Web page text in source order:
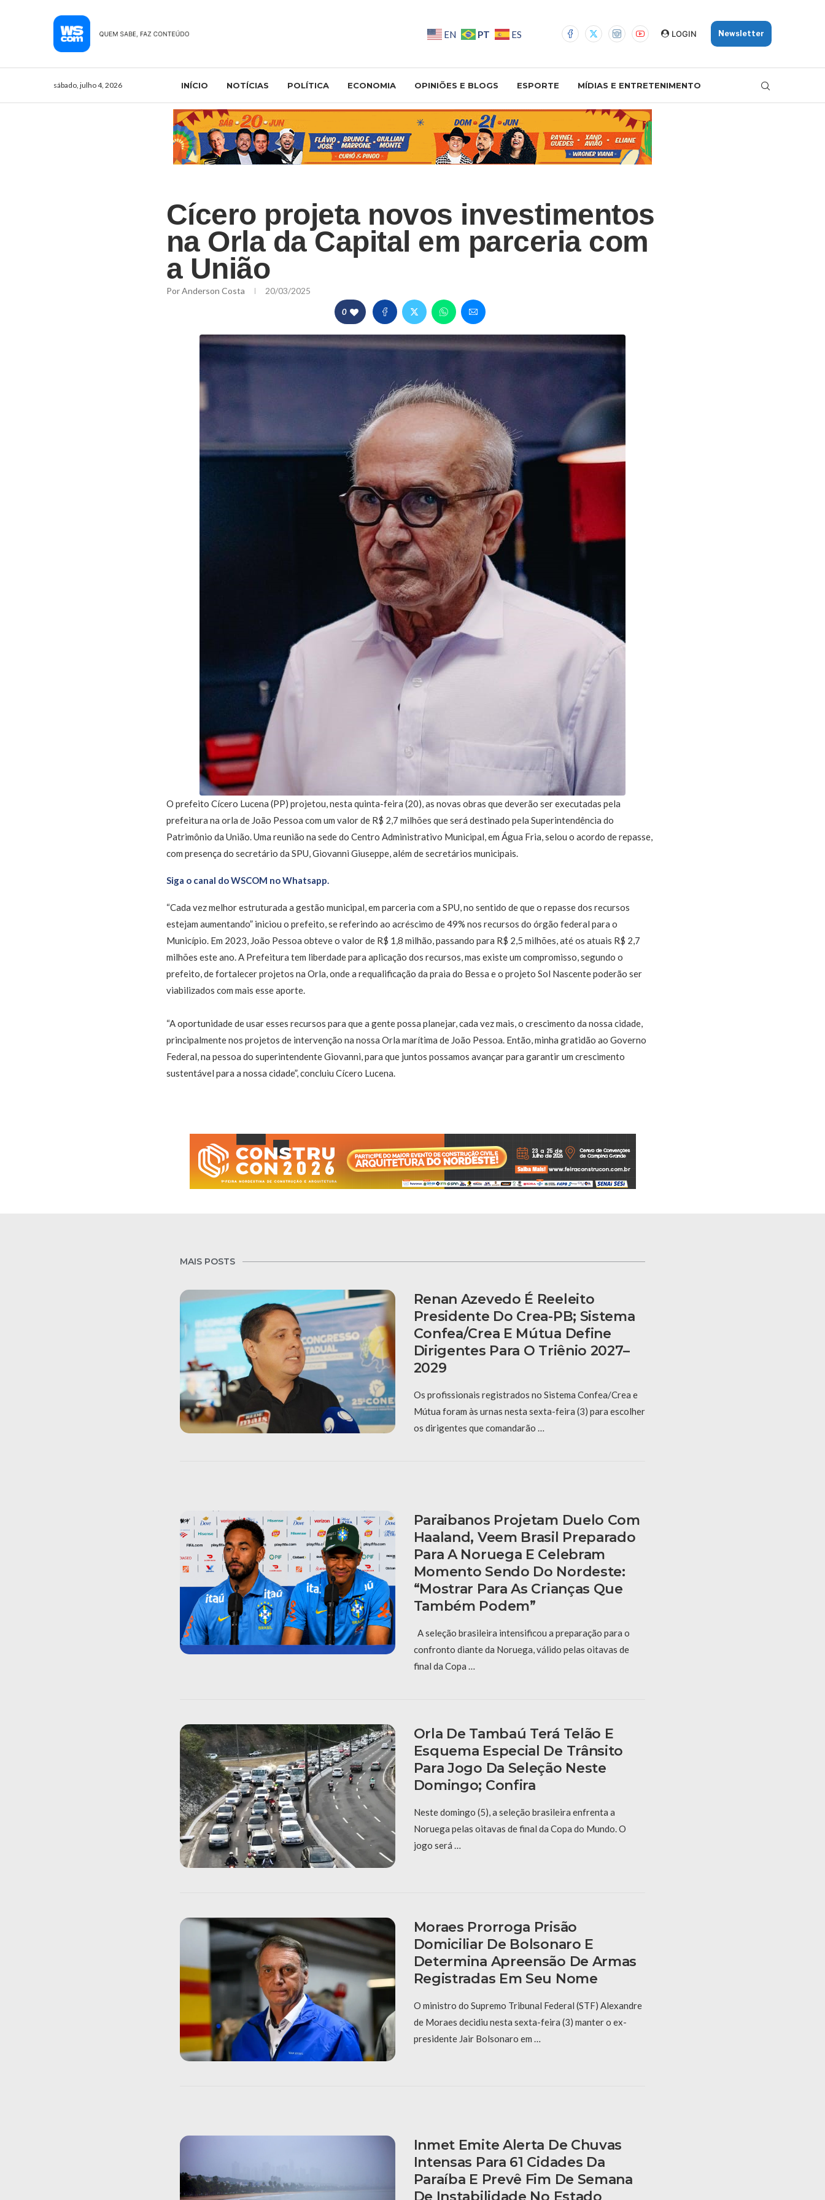
EN PT ES LOGIN Newsletter
sábado, julho 4, 2026 INÍCIO NOTÍCIAS POLÍTICA ECONOMIA OPINIÕES E BLOGS ESPORTE MÍDIAS E ENTRETENIMENTO
Cícero projeta novos investimentos
na Orla da Capital em parceria com
a União
PorAnderson Costa 20/03/2025
0
O prefeito Cícero Lucena (PP) projetou, nesta quinta-feira (20), as novas obras que deverão ser executadas pela
prefeitura na orla de João Pessoa com um valor de R$ 2,7 milhões que será destinado pela Superintendência do
Patrimônio da União. Uma reunião na sede do Centro Administrativo Municipal, em Água Fria, selou o acordo de repasse,
com presença do secretário da SPU, Giovanni Giuseppe, além de secretários municipais.
Siga o canal do WSCOM no Whatsapp.
“Cada vez melhor estruturada a gestão municipal, em parceria com a SPU, no sentido de que o repasse dos recursos
estejam aumentando” iniciou o prefeito, se referindo ao acréscimo de 49% nos recursos do órgão federal para o
Município. Em 2023, João Pessoa obteve o valor de R$ 1,8 milhão, passando para R$ 2,5 milhões, até os atuais R$ 2,7
milhões este ano. A Prefeitura tem liberdade para aplicação dos recursos, mas existe um compromisso, segundo o
prefeito, de fortalecer projetos na Orla, onde a requalificação da praia do Bessa e o projeto Sol Nascente poderão ser
viabilizados com mais esse aporte.
“A oportunidade de usar esses recursos para que a gente possa planejar, cada vez mais, o crescimento da nossa cidade,
principalmente nos projetos de intervenção na nossa Orla marítima de João Pessoa. Então, minha gratidão ao Governo
Federal, na pessoa do superintendente Giovanni, para que juntos possamos avançar para garantir um crescimento
sustentável para a nossa cidade”, concluiu Cícero Lucena.
MAIS POSTS
Renan Azevedo É Reeleito
Presidente Do Crea-PB; Sistema
Confea/Crea E Mútua Define
Dirigentes Para O Triênio 2027–
2029
Os profissionais registrados no Sistema Confea/Crea e
Mútua foram às urnas nesta sexta-feira (3) para escolher
os dirigentes que comandarão …
Paraibanos Projetam Duelo Com
Haaland, Veem Brasil Preparado
Para A Noruega E Celebram
Momento Sendo Do Nordeste:
“Mostrar Para As Crianças Que
Também Podem”
A seleção brasileira intensificou a preparação para o
confronto diante da Noruega, válido pelas oitavas de
final da Copa …
Orla De Tambaú Terá Telão E
Esquema Especial De Trânsito
Para Jogo Da Seleção Neste
Domingo; Confira
Neste domingo (5), a seleção brasileira enfrenta a
Noruega pelas oitavas de final da Copa do Mundo. O
jogo será …
Moraes Prorroga Prisão
Domiciliar De Bolsonaro E
Determina Apreensão De Armas
Registradas Em Seu Nome
O ministro do Supremo Tribunal Federal (STF) Alexandre
de Moraes decidiu nesta sexta-feira (3) manter o ex-
presidente Jair Bolsonaro em …
Inmet Emite Alerta De Chuvas
Intensas Para 61 Cidades Da
Paraíba E Prevê Fim De Semana
De Instabilidade No Estado